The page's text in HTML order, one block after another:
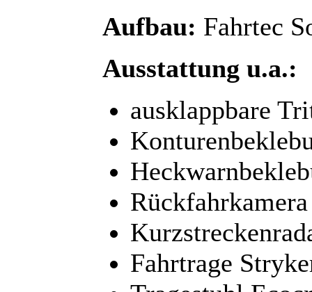
Aufbau: Fahrtec
Ausstattung u.a.:
ausklappbare
Rückfahrkamera
Fahrtrage